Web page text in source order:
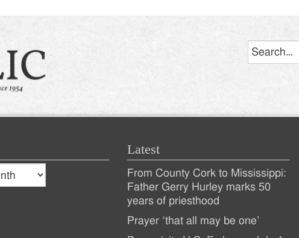
Latest
Recent
Posts
From County Cork to Mississippi:
Father Gerry Hurley marks 50
years of priesthood
Prayer ‘that all may be one’